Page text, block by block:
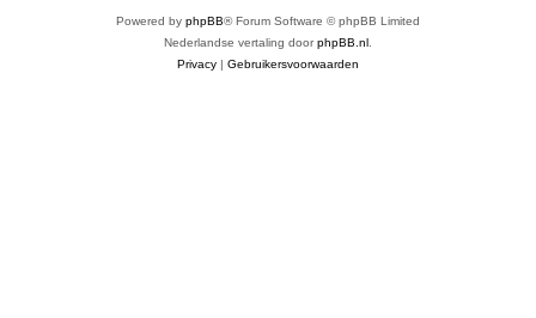
Powered by phpBB® Forum Software © phpBB Limited
Nederlandse vertaling doorphpBB.nl
Privacy | Gebruikersvoorwaarden